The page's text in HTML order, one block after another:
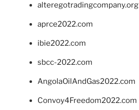
alteregotradingcompany.org
aprce2022.com
ibie2022.com
sbcc-2022.com
AngolaOilAndGas2022.com
Convoy4Freedom2022.com